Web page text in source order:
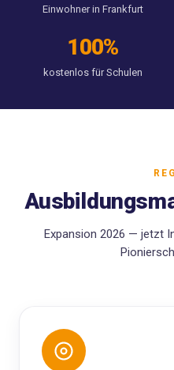
Einwohner in Frankfurt
100%
kostenlos für Schulen
Expansion 2026 — jetzt